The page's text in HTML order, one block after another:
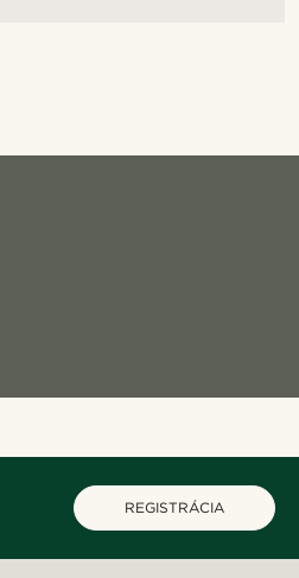
REGISTRÁCIA